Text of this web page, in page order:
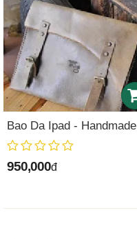
Bao Da Ipad - Handmade
950,000đ